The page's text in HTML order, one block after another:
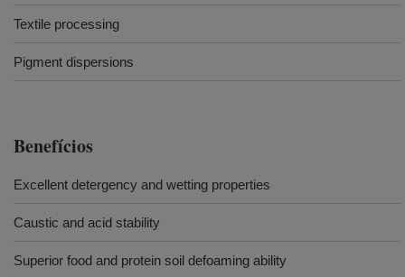
Textile processing
Pigment dispersions
Benefícios
Excellent detergency and wetting properties
Caustic and acid stability
Superior food and protein soil defoaming ability